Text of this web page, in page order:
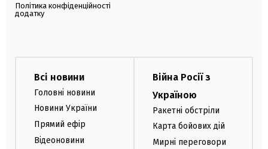
Політика конфіденційності
додатку
Всі новини
Головні новини
Новини України
Прямий ефір
Відеоновини
Війна Росії з
Україною
Ракетні обстріли
Карта бойових дій
Мирні переговори